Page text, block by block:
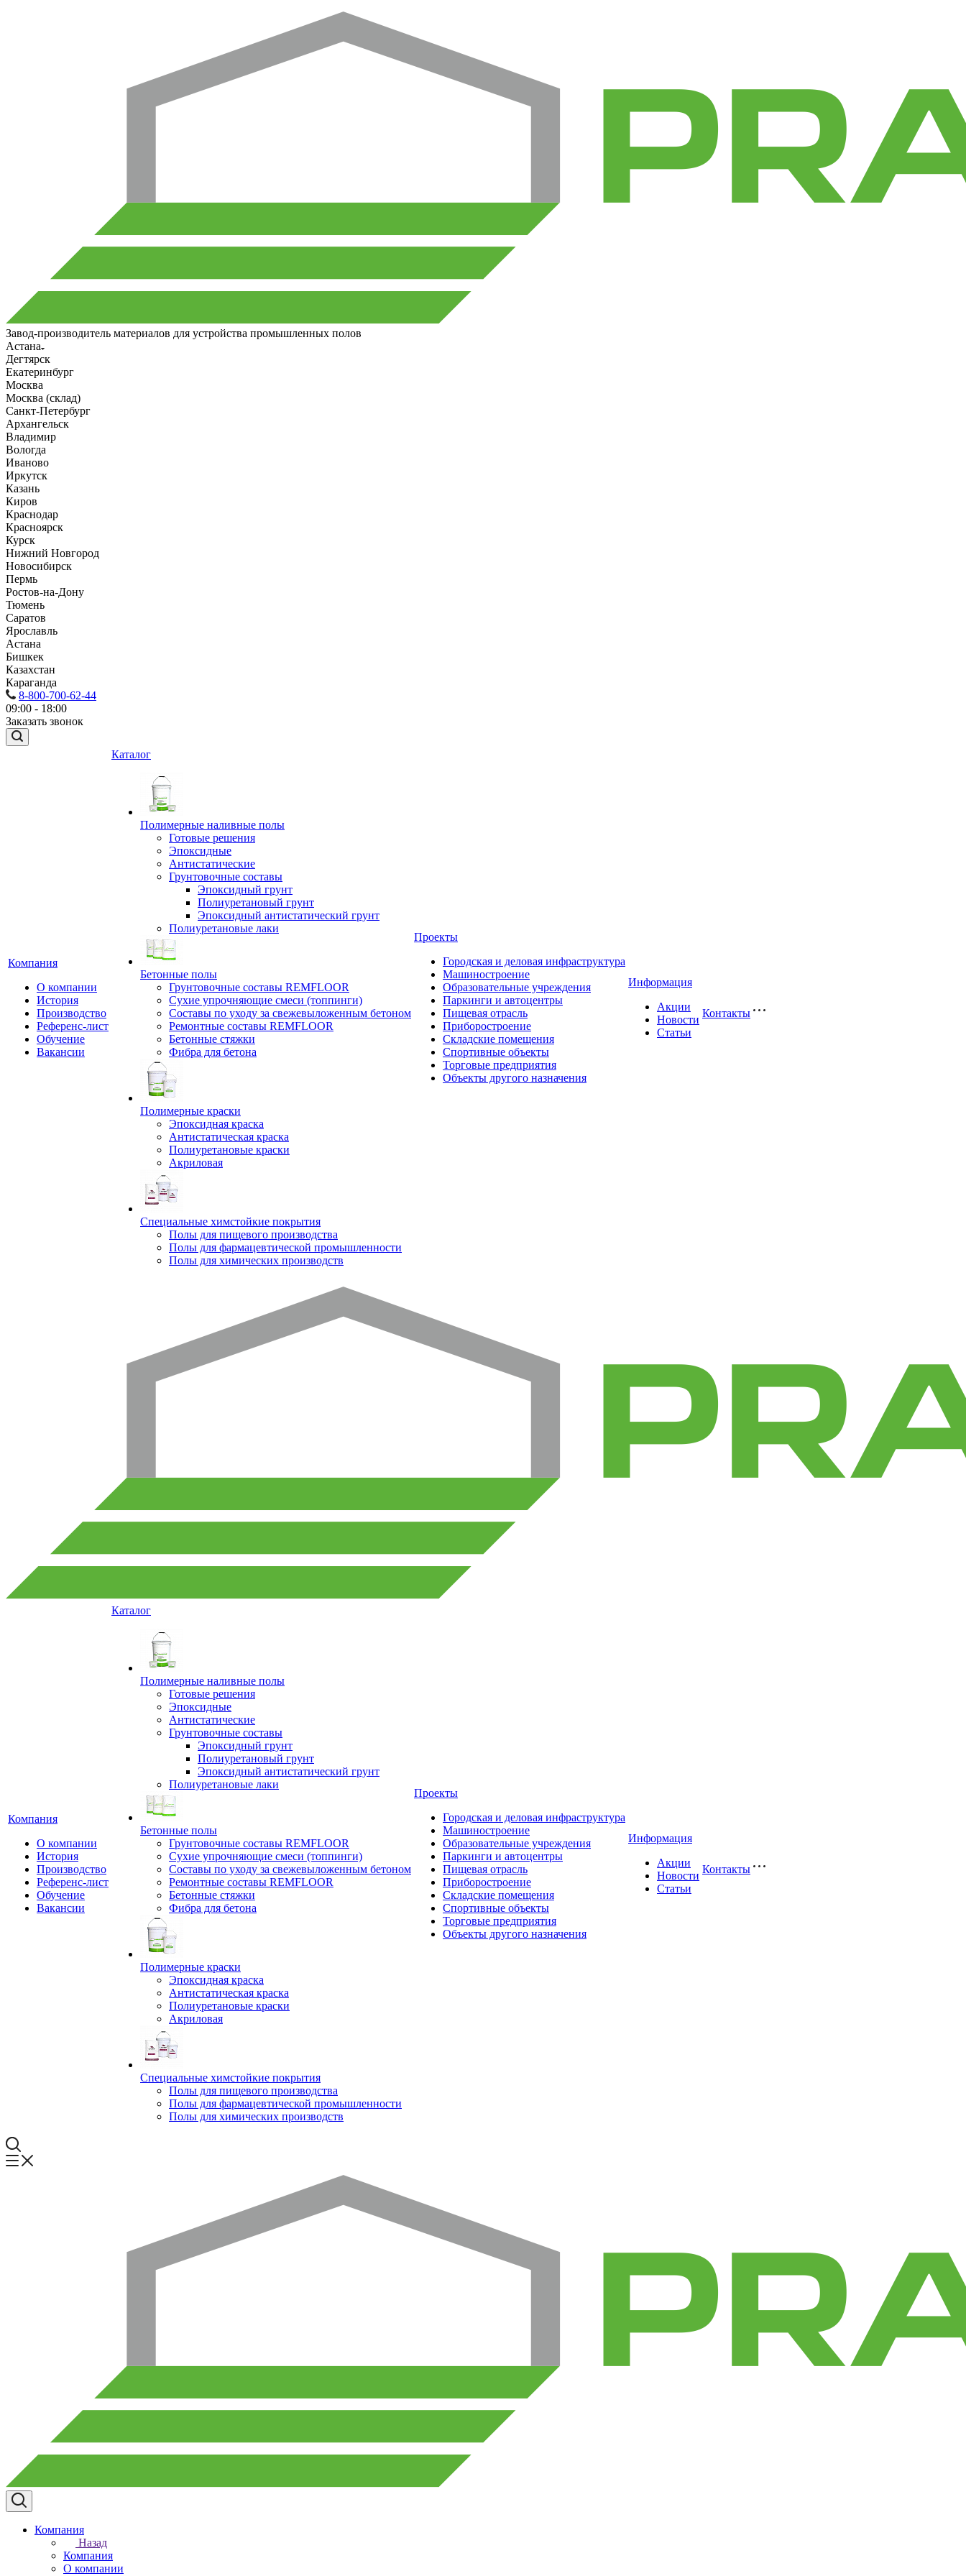
Завод-производитель материалов для устройства промышленных полов
Астана
Дегтярск
Екатеринбург
Москва
Москва (склад)
Санкт-Петербург
Архангельск
Владимир
Вологда
Иваново
Иркутск
Казань
Киров
Краснодар
Красноярск
Курск
Нижний Новгород
Новосибирск
Пермь
Ростов-на-Дону
Тюмень
Саратов
Ярославль
Астана
Бишкек
Казахстан
Караганда
8-800-700-62-44
09:00 - 18:00
Заказать звонок
Компания
О компании
История
Производство
Референс-лист
Обучение
Вакансии
Каталог
Полимерные наливные полы
Готовые решения
Эпоксидные
Антистатические
Грунтовочные составы
Эпоксидный грунт
Полиуретановый грунт
Эпоксидный антистатический грунт
Полиуретановые лаки
Бетонные полы
Грунтовочные составы REMFLOOR
Сухие упрочняющие смеси (топпинги)
Составы по уходу за свежевыложенным бетоном
Ремонтные составы REMFLOOR
Бетонные стяжки
Фибра для бетона
Полимерные краски
Эпоксидная краска
Антистатическая краска
Полиуретановые краски
Акриловая
Специальные химстойкие покрытия
Полы для пищевого производства
Полы для фармацевтической промышленности
Полы для химических производств
Проекты
Городская и деловая инфраструктура
Машиностроение
Образовательные учреждения
Паркинги и автоцентры
Пищевая отрасль
Приборостроение
Складские помещения
Спортивные объекты
Торговые предприятия
Объекты другого назначения
Информация
Акции
Новости
Статьи
Контакты
Компания
О компании
История
Производство
Референс-лист
Обучение
Вакансии
Каталог
Полимерные наливные полы
Готовые решения
Эпоксидные
Антистатические
Грунтовочные составы
Эпоксидный грунт
Полиуретановый грунт
Эпоксидный антистатический грунт
Полиуретановые лаки
Бетонные полы
Грунтовочные составы REMFLOOR
Сухие упрочняющие смеси (топпинги)
Составы по уходу за свежевыложенным бетоном
Ремонтные составы REMFLOOR
Бетонные стяжки
Фибра для бетона
Полимерные краски
Эпоксидная краска
Антистатическая краска
Полиуретановые краски
Акриловая
Специальные химстойкие покрытия
Полы для пищевого производства
Полы для фармацевтической промышленности
Полы для химических производств
Проекты
Городская и деловая инфраструктура
Машиностроение
Образовательные учреждения
Паркинги и автоцентры
Пищевая отрасль
Приборостроение
Складские помещения
Спортивные объекты
Торговые предприятия
Объекты другого назначения
Информация
Акции
Новости
Статьи
Контакты
Компания
Назад
Компания
О компании